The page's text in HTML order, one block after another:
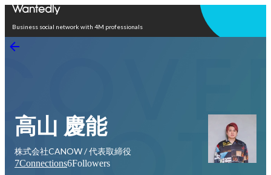
Business social network with 4M professionals
高山 慶能
株式会社CANOW / 代表取締役
7Connections6Followers